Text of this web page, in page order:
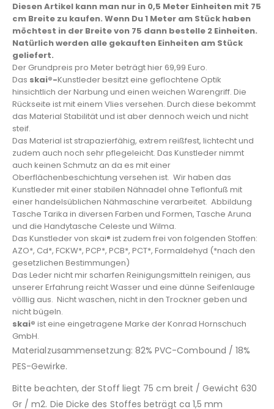
Diesen Artikel kann man nur in 0,5 Meter Einheiten mit 75
cm Breite zu kaufen. Wenn Du 1 Meter am Stück haben
möchtest in der Breite von 75 dann bestelle 2 Einheiten.
Natürlich werden alle gekauften Einheiten am Stück
geliefert.
Der Grundpreis pro Meter beträgt hier 69,99 Euro.
Das skai®-Kunstleder besitzt eine geflochtene Optik
hinsichtlich der Narbung und einen weichen Warengriff. Die
Rückseite ist mit einem Vlies versehen. Durch diese bekommt
das Material Stabilität und ist aber dennoch weich und nicht
steif.
Das Material ist strapazierfähig, extrem reißfest, lichtecht und
zudem auch noch sehr pflegeleicht. Das Kunstleder nimmt
auch keinen Schmutz an da es mit einer
Oberflächenbeschichtung versehen ist. Wir haben das
Kunstleder mit einer stabilen Nähnadel ohne Teflonfuß mit
einer handelsüblichen Nähmaschine verarbeitet. Abbildung
Tasche Tarika in diversen Farben und Formen, Tasche Aruna
und die Handytasche Celeste und Wilma.
Das Kunstleder von skai® ist zudem frei von folgenden Stoffen:
AZO*, Cd*, FCKW*, PCP*, PCB*, PCT*, Formaldehyd (*nach den
gesetzlichen Bestimmungen)
Das Leder nicht mir scharfen Reinigungsmitteln reinigen, aus
unserer Erfahrung reicht Wasser und eine dünne Seifenlauge
völllig aus. Nicht waschen, nicht in den Trockner geben und
nicht bügeln.
skai® ist eine eingetragene Marke der Konrad Hornschuch
GmbH.
Materialzusammensetzung: 82% PVC-Combound / 18%
PES-Gewirke.
Bitte beachten, der Stoff liegt 75 cm breit / Gewicht 630
Gr / m2. Die Dicke des Stoffes beträgt ca 1,5 mm